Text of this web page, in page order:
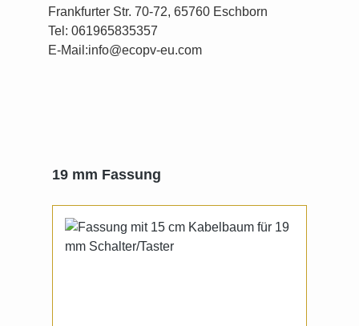
Frankfurter Str. 70-72, 65760 Eschborn
Tel: 061965835357
E-Mail:info@ecopv-eu.com
Produktgalerie überspringen
19 mm Fassung